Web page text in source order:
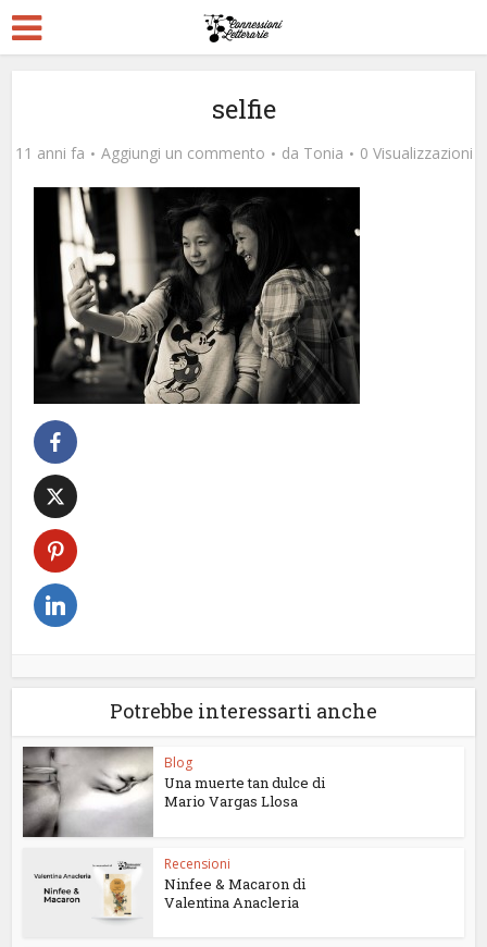
selfie
11 anni fa Aggiungi un commento da Tonia 0 Visualizzazioni
Potrebbe interessarti anche
Blog
Una muerte tan dulce di
Mario Vargas Llosa
Recensioni
Ninfee & Macaron di
Valentina Anacleria